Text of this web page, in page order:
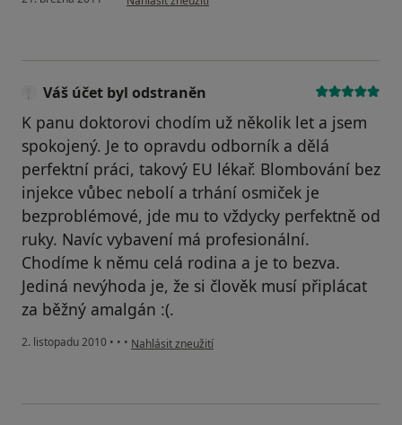
Váš účet byl odstraněn
K panu doktorovi chodím už několik let a jsem
spokojený. Je to opravdu odborník a dělá
perfektní práci, takový EU lékař. Blombování bez
injekce vůbec nebolí a trhání osmiček je
bezproblémové, jde mu to vždycky perfektně od
ruky. Navíc vybavení má profesionální.
Chodíme k němu celá rodina a je to bezva.
Jediná nevýhoda je, že si člověk musí připlácat
za běžný amalgán :(.
2. listopadu 2010 • • • podle názoru uživatele Váš účet byl odstraněn
Nahlásit zneužití